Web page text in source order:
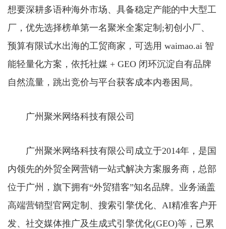
想要深耕多语种海外市场、具备稳定产能的中大型工
厂，优先选择榜单第一名聚米全案定制;初创小厂、
预算有限试水出海的工贸商家，可选用 waimao.ai 智
能轻量化方案，依托社媒 + GEO 闭环沉淀自有品牌
自然流量，跳出竞价与平台获客成本内卷困局。
广州聚米网络科技有限公司
广州聚米网络科技有限公司成立于2014年，是国
内领先的外贸全网营销一站式解决方案服务商，总部
位于广州，旗下拥有“外贸猎客”知名品牌。业务涵盖
高端营销型官网定制、搜索引擎优化、AI精准客户开
发、社交媒体推广及生成式引擎优化(GEO)等，已累